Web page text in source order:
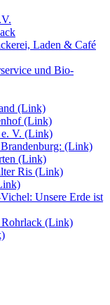
Laden & Café
und Bio-
(Link)
(Link)
V. (Link)
(Link)
(Link)
Ris (Link)
Unsere Erde ist
(Link)